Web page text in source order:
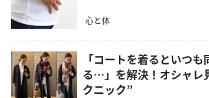
心と体
「コートを着るといつ
る…」を解決！オシャレ
クニック”